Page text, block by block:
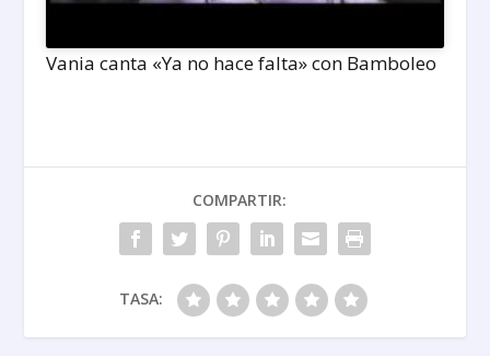
Vania canta «Ya no hace falta» con Bamboleo
COMPARTIR:
TASA: